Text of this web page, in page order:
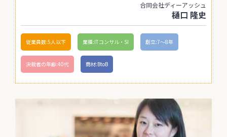
合同会社ディーアッシュ
樋口 隆史
従業員数:5人以下 業種:ITコンサル・SI 創立:7〜8年
決裁者の年齢:40代 商材:BtoB